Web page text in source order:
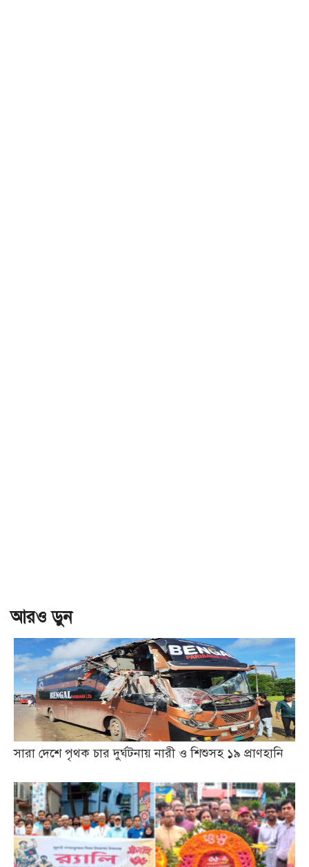
আরও ড়ুন
সারা দেশে পৃথক চার দুর্ঘটনায় নারী ও শিশুসহ ১৯ প্রাণহানি